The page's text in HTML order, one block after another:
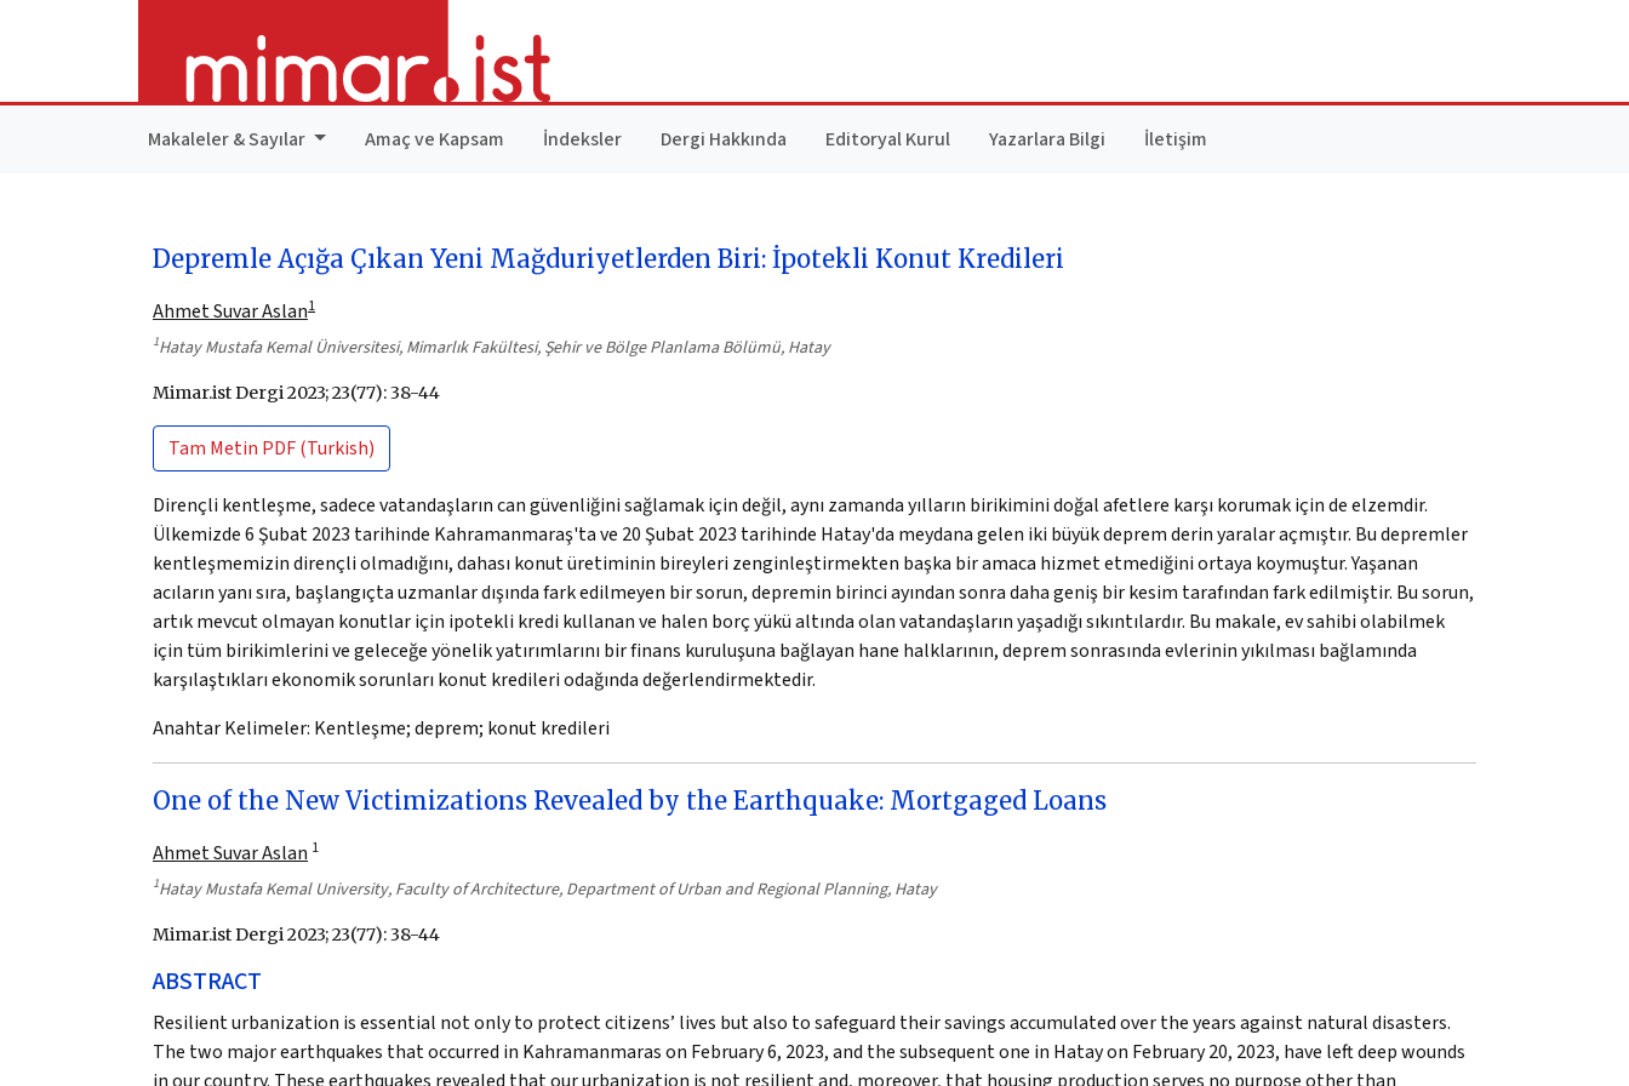
Makaleler & Sayılar Amaç ve Kapsam İndeksler Dergi Hakkında Editoryal Kurul Yazarlara Bilgi İletişim
Depremle Açığa Çıkan Yeni Mağduriyetlerden Biri: İpotekli Konut Kredileri
Ahmet Suvar Aslan1
1Hatay Mustafa Kemal Üniversitesi, Mimarlık Fakültesi, Şehir ve Bölge Planlama Bölümü, Hatay
Mimar.ist Dergi 2023; 23(77): 38-44
Tam Metin PDF (Turkish)
Dirençli kentleşme, sadece vatandaşların can güvenliğini sağlamak için değil, aynı zamanda yılların birikimini doğal afetlere karşı korumak için de elzemdir.
Ülkemizde 6 Şubat 2023 tarihinde Kahramanmaraş'ta ve 20 Şubat 2023 tarihinde Hatay'da meydana gelen iki büyük deprem derin yaralar açmıştır. Bu depremler
kentleşmemizin dirençli olmadığını, dahası konut üretiminin bireyleri zenginleştirmekten başka bir amaca hizmet etmediğini ortaya koymuştur. Yaşanan
acıların yanı sıra, başlangıçta uzmanlar dışında fark edilmeyen bir sorun, depremin birinci ayından sonra daha geniş bir kesim tarafından fark edilmiştir. Bu sorun,
artık mevcut olmayan konutlar için ipotekli kredi kullanan ve halen borç yükü altında olan vatandaşların yaşadığı sıkıntılardır. Bu makale, ev sahibi olabilmek
için tüm birikimlerini ve geleceğe yönelik yatırımlarını bir finans kuruluşuna bağlayan hane halklarının, deprem sonrasında evlerinin yıkılması bağlamında
karşılaştıkları ekonomik sorunları konut kredileri odağında değerlendirmektedir.
Anahtar Kelimeler: Kentleşme; deprem; konut kredileri
One of the New Victimizations Revealed by the Earthquake: Mortgaged Loans
Ahmet Suvar Aslan 1
1Hatay Mustafa Kemal University, Faculty of Architecture, Department of Urban and Regional Planning, Hatay
Mimar.ist Dergi 2023; 23(77): 38-44
ABSTRACT
Resilient urbanization is essential not only to protect citizens’ lives but also to safeguard their savings accumulated over the years against natural disasters.
The two major earthquakes that occurred in Kahramanmaras on February 6, 2023, and the subsequent one in Hatay on February 20, 2023, have left deep wounds